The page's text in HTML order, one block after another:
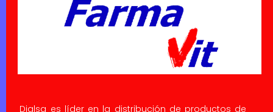
Dialsa es líder en la distribución de productos de